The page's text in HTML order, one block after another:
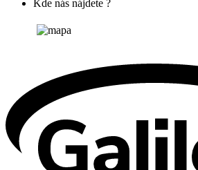
Kde nás nájdete ?